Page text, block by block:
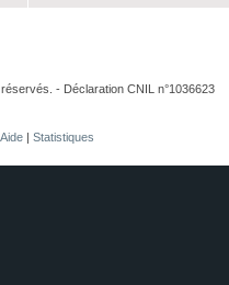
- Déclaration CNIL n°1036623
Aide | Statistiques